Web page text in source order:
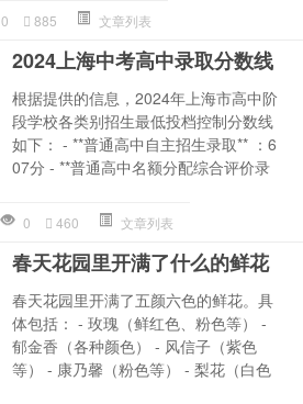
0 885 文章列表
2024上海中考高中录取分数线
根据提供的信息，2024年上海市高中阶
段学校各类别招生最低投档控制分数线
如下： - **普通高中自主招生录取** ：6
07分 - **普通高中名额分配综合评价录
0 460 文章列表
春天花园里开满了什么的鲜花
春天花园里开满了五颜六色的鲜花。具
体包括： - 玫瑰（鲜红色、粉色等） -
郁金香（各种颜色） - 风信子（紫色
等） - 康乃馨（粉色等） - 梨花（白色